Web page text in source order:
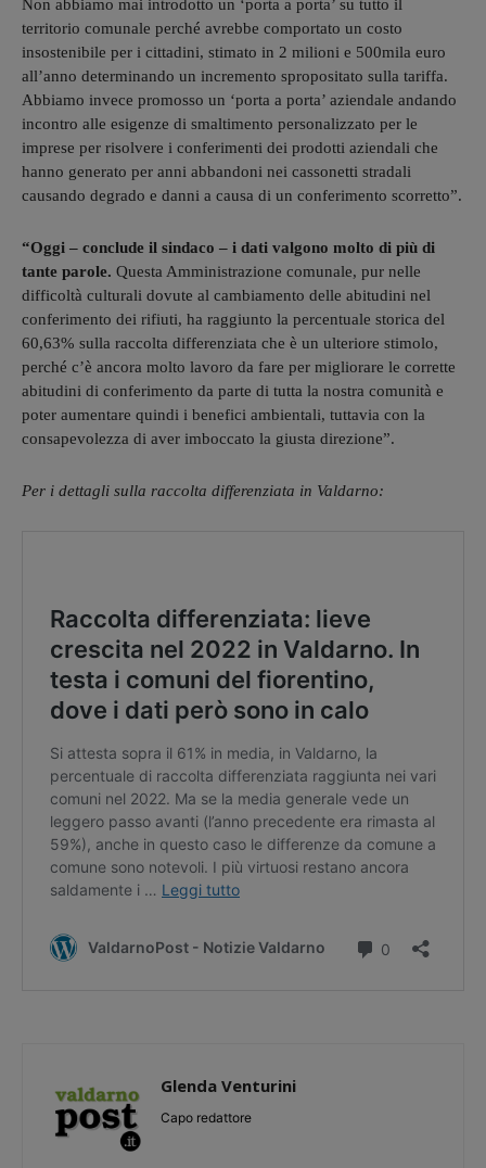
Non abbiamo mai introdotto un ‘porta a porta’ su tutto il
territorio comunale perché avrebbe comportato un costo
insostenibile per i cittadini, stimato in 2 milioni e 500mila euro
all’anno determinando un incremento spropositato sulla tariffa.
Abbiamo invece promosso un ‘porta a porta’ aziendale andando
incontro alle esigenze di smaltimento personalizzato per le
imprese per risolvere i conferimenti dei prodotti aziendali che
hanno generato per anni abbandoni nei cassonetti stradali
causando degrado e danni a causa di un conferimento scorretto”.
“Oggi – conclude il sindaco – i dati valgono molto di più di
tante parole. Questa Amministrazione comunale, pur nelle
difficoltà culturali dovute al cambiamento delle abitudini nel
conferimento dei rifiuti, ha raggiunto la percentuale storica del
60,63% sulla raccolta differenziata che è un ulteriore stimolo,
perché c’è ancora molto lavoro da fare per migliorare le corrette
abitudini di conferimento da parte di tutta la nostra comunità e
poter aumentare quindi i benefici ambientali, tuttavia con la
consapevolezza di aver imboccato la giusta direzione”.
Per i dettagli sulla raccolta differenziata in Valdarno:
Glenda Venturini
Capo redattore